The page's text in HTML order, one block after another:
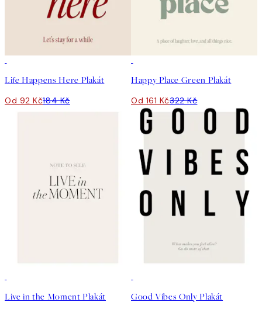
Life Happens Here Plakát
Od 92 Kč184 Kč
Happy Place Green Plakát
Od 161 Kč322 Kč
Live in the Moment Plakát Good Vibes Only Plakát